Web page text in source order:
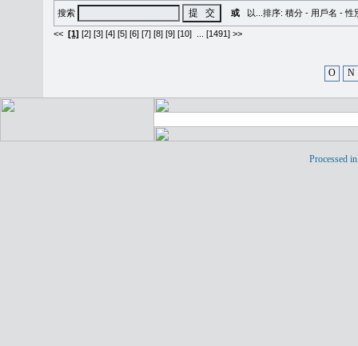
搜索 或 以...排序: 積分 - 用戶名 -性
<< [1] [2] [3] [4] [5] [6] [7] [8] [9] [10] [1491] >>
O N
Processed